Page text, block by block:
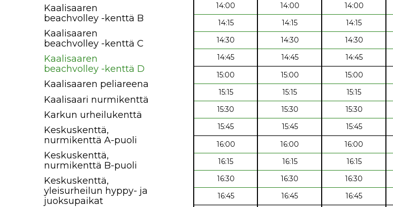
Kaalisaaren
beachvolley -kenttä B
Kaalisaaren
beachvolley -kenttä C
Kaalisaaren
beachvolley -kenttä D
Kaalisaaren peliareena
Kaalisaari nurmikenttä
Karkun urheilukenttä
Keskuskenttä,
nurmikenttä A-puoli
Keskuskenttä,
nurmikenttä B-puoli
Keskuskenttä,
yleisurheilun hyppy- ja
juoksupaikat
14:00
14:00 14:00
14:15
14:15 14:15
14:30
14:30 14:30
14:45
14:45 14:45
15:00
15:00 15:00
15:15
15:15 15:15
15:30
15:30 15:30
15:45
15:45 15:45
16:00
16:00 16:00
16:15
16:15 16:15
16:30
16:30 16:30
16:45
16:45 16:45